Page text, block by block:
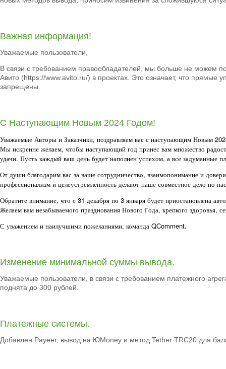
Важная информация!
Уважаемые пользователи,
В связи с требованием правообладателей, мы больше не можем
Авито (https://www.avito.ru/) в проектах. Это означает, что прямые
запрещены.
С Наступающим Новым 2024 Годом!
Уважаемые Авторы и Заказчики, поздравляем вас с наступающим Новым
Мы искренне желаем, чтобы наступающий год принес вам множество
удачи. Пусть каждый ваш день будет наполнен успехом, а все задуманные
От души благодарим вас за ваше сотрудничество, взаимопонимание и
профессионализм и целеустремленность делают наше совместное дело по-
Обратите внимание, что с 31 декабря по 3 января будет приостановлена
Желаем вам незабываемого празднования Нового Года, крепкого здоровья,
С уважением и наилучшими пожеланиями, команда QComment.
Изменение минимальной суммы вывода.
Уважаемые пользователи, в связи с требованием платежного
поднята до 300 рублей.
Платежные системы.
Добавлен Payeer, вывод на ЮMoney и метод Tether TRC20 для